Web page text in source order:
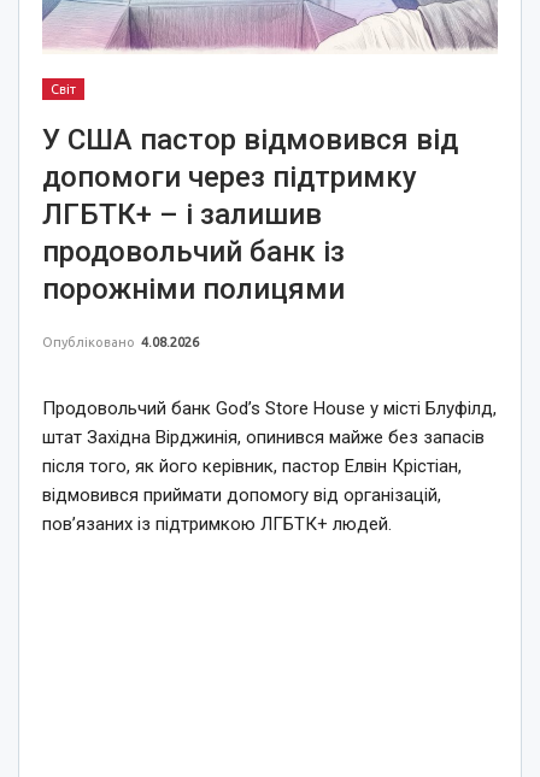
Світ
У США пастор відмовився від
допомоги через підтримку
ЛГБТК+ – і залишив
продовольчий банк із
порожніми полицями
Опубліковано 4.08.2026
Продовольчий банк God’s Store House у місті Блуфілд,
штат Західна Вірджинія, опинився майже без запасів
після того, як його керівник, пастор Елвін Крістіан,
відмовився приймати допомогу від організацій,
пов’язаних із підтримкою ЛГБТК+ людей.